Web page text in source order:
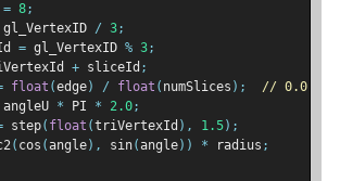
= 8;
gl_VertexID / 3;
= gl_VertexID % 3;
+ sliceId ;
float (edge) / float ( numSlices );
// 0.0 to
angleU * PI * 2.0;
step( float (triVertexId ), 1.5);
( cos (angle), sin(angle)) * radius ;